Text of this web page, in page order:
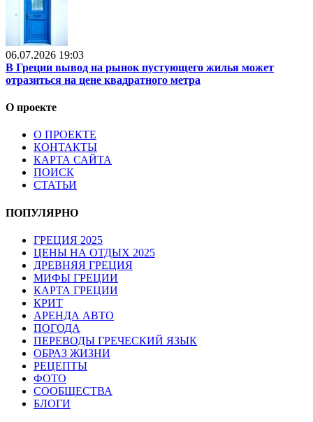
06.07.2026 19:03
В Греции вывод на рынок пустующего жилья может
отразиться на цене квадратного метра
О проекте
О ПРОЕКТЕ
КОНТАКТЫ
КАРТА САЙТА
ПОИСК
СТАТЬИ
ПОПУЛЯРНО
ГРЕЦИЯ 2025
ЦЕНЫ НА ОТДЫХ 2025
ДРЕВНЯЯ ГРЕЦИЯ
МИФЫ ГРЕЦИИ
КАРТА ГРЕЦИИ
КРИТ
АРЕНДА АВТО
ПОГОДА
ПЕРЕВОДЫ ГРЕЧЕСКИЙ ЯЗЫК
ОБРАЗ ЖИЗНИ
РЕЦЕПТЫ
ФОТО
СООБЩЕСТВА
БЛОГИ